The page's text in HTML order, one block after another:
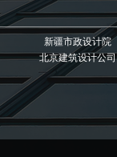
新疆市政设计院
北京建筑设计公司